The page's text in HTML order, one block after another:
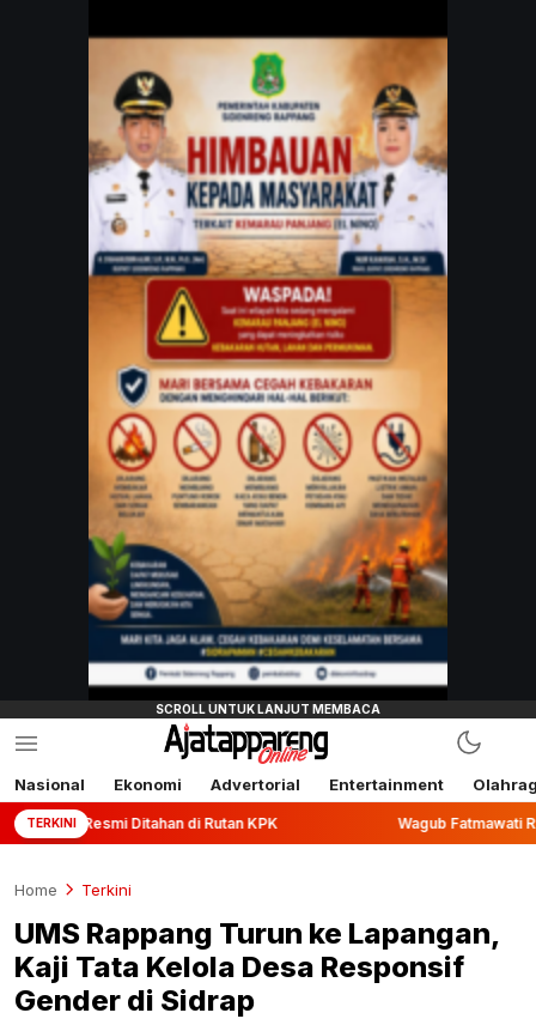
Nasional Ekonomi Advertorial Entertainment
TERKINI
di Rutan KPK Wagub Fatmawati Rusdi Lepas
Home Terkini
UMS Rappang Turun ke Lapangan,
Kaji Tata Kelola Desa Responsif
Gender di Sidrap